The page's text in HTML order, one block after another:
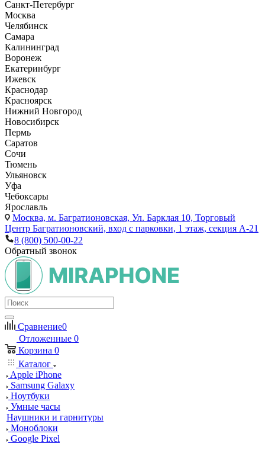
Санкт-Петербург
Москва
Челябинск
Самара
Калининград
Воронеж
Екатеринбург
Ижевск
Краснодар
Красноярск
Нижний Новгород
Новосибирск
Пермь
Саратов
Сочи
Тюмень
Ульяновск
Уфа
Чебоксары
Ярославль
Москва, м. Багратионовская, Ул. Барклая 10, Торговый
Центр Багратионовский, вход с парковки, 1 этаж, секция А-21
8 (800) 500-00-22
Обратный звонок
Сравнение0
Отложенные 0
Корзина 0
Каталог
Apple iPhone
Samsung Galaxy
Ноутбуки
Умные часы
Наушники и гарнитуры
Моноблоки
Google Pixel